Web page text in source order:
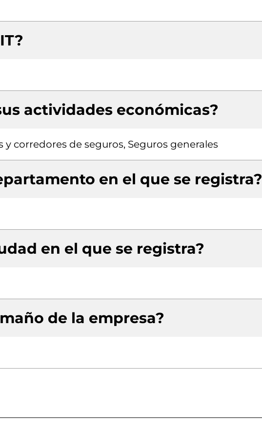
actividades económicas?
corredores de seguros, Seguros generales
en el que se registra?
en el que se registra?
de la empresa?